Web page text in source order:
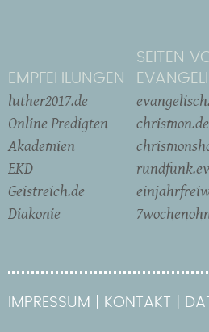
EMPFEHLUNGEN
luther2017.de
Online Predigten
Akademien
EKD
Geistreich.de
Diakonie
SEITEN
chrismon.de
IMPRESSUM KONTAKT